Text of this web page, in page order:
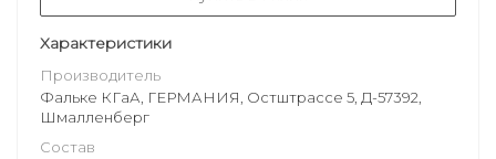
Характеристики
Производитель
Фальке КГаА, ГЕРМАНИЯ, Остштрассе 5, Д-57392,
Шмалленберг
Состав